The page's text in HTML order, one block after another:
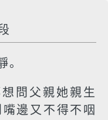
。
問父親她親生
邊又不得不咽